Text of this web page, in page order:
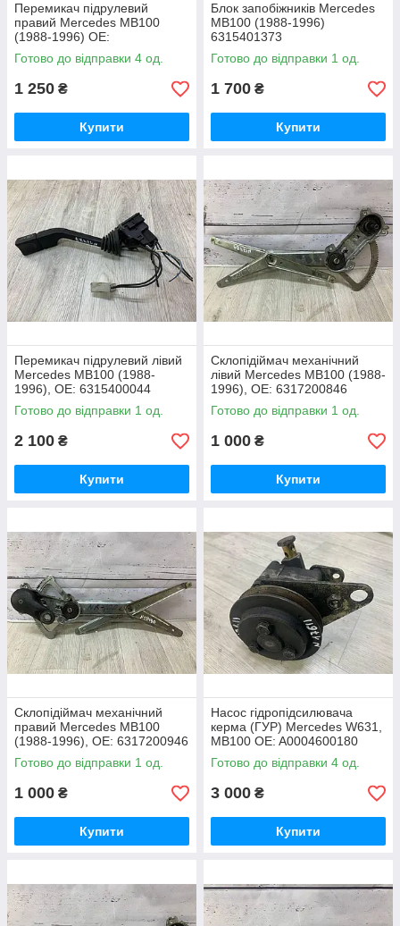
Перемикач підрулевий
правий Mercedes MB100
(1988-1996) OE:
A6315400144
Готово до відправки 4 од.
1 250 ₴
Купити
Блок запобіжників Mercedes
MB100 (1988-1996)
6315401373
Готово до відправки 1 од.
1 700 ₴
Купити
Перемикач підрулевий лівий
Mercedes MB100 (1988-
1996), OE: 6315400044
Готово до відправки 1 од.
2 100 ₴
Купити
Склопідіймач механічний
лівий Mercedes MB100 (1988-
1996), OE: 6317200846
Готово до відправки 1 од.
1 000 ₴
Купити
Склопідіймач механічний
правий Mercedes MB100
(1988-1996), OE: 6317200946
Готово до відправки 1 од.
1 000 ₴
Купити
Насос гідропідсилювача
керма (ГУР) Mercedes W631,
MB100 OE: A0004600180
Готово до відправки 4 од.
3 000 ₴
Купити